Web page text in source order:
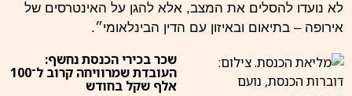
לא נועדו להסלים את המצב, אלא להגן על האינטרסים של
אירופה – בתיאום ובאיזון עם הדין הבינלאומי״.
שכר בכירי הכנסת נחשף:
העובדת שמרוויחה קרוב ל־100
אלף שקל בחודש